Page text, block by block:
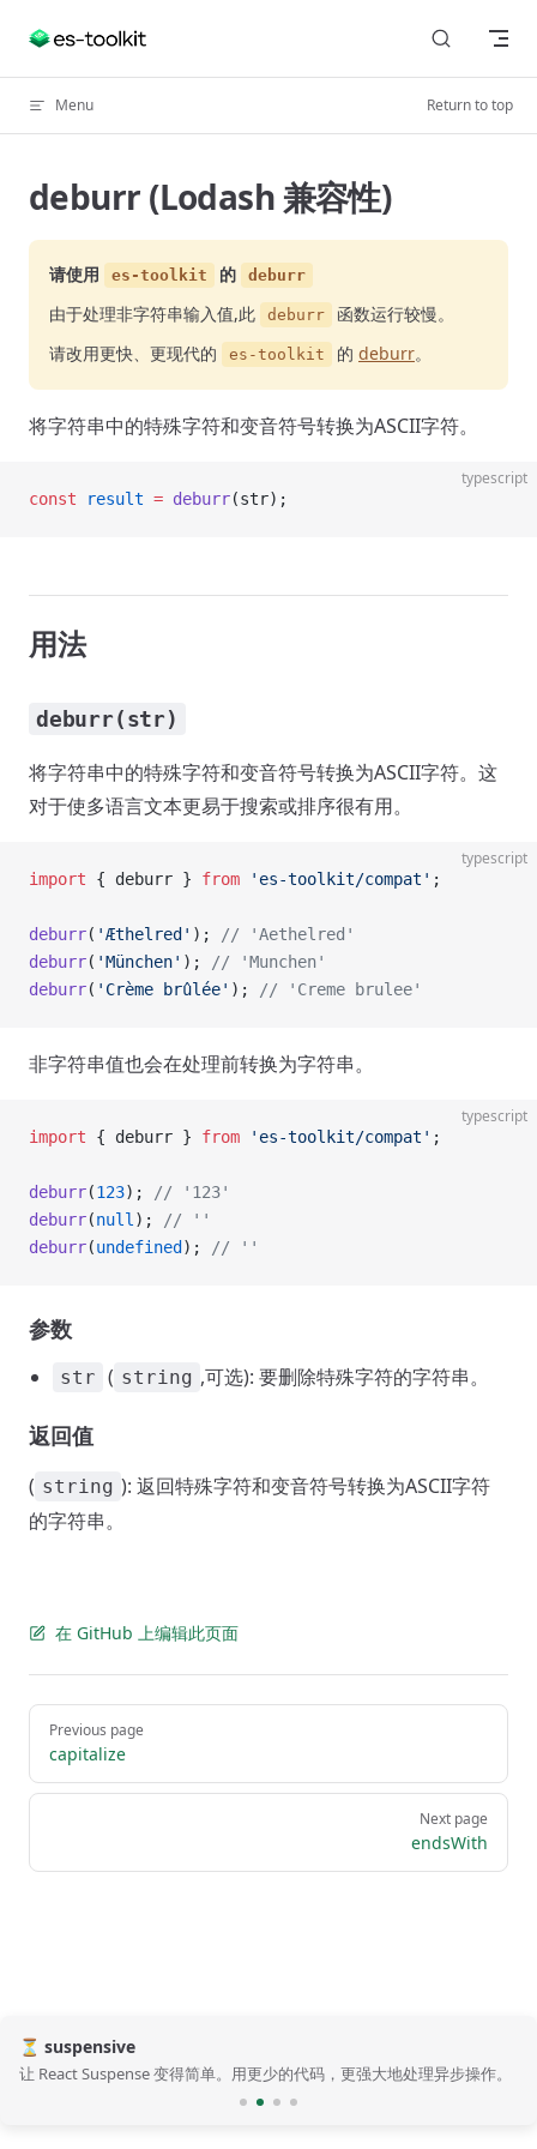
Skip to content
Menu Return to top
deburr (Lodash 兼容性)
请使用 es-toolkit 的 deburr
由于处理非字符串输入值,此 deburr
函数运行较慢。
请改用更快、更现代的
es-toolkit 的 deburr。
将字符串中的特殊字符和变音符号转换为ASCII字符。
typescript
const result = deburr(str);
用法
deburr(str)
将字符串中的特殊字符和变音符号转换为ASCII字符。这
对于使多语言文本更易于搜索或排序很有用。
typescript
import { deburr } from 'es-toolkit/compat' ;
deburr( 'Æthelred' );
// 'Aethelred'
deburr( 'München' );
// 'Munchen'
deburr( 'Crème brûlée' ); // 'Creme brulee'
非字符串值也会在处理前转换为字符串。
typescript
import { deburr } from 'es-toolkit/compat' ;
deburr(123);
// '123'
deburr(null );
// ''
deburr(undefined ); // ''
参数
str ( string ,可选): 要删除特殊字符的字符串。
返回值
( string ): 返回特殊字符和变音符号转换为ASCII字符
的字符串。
在 GitHub 上编辑此页面
Pager
Previous page
capitalize
Next page
endsWith
⏳ suspensive
让 React Suspense 变得简单。用更少的代码，更强大地处理异步操作。